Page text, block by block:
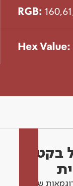
RGB:
Hex Value:
בקטן -
שלנו